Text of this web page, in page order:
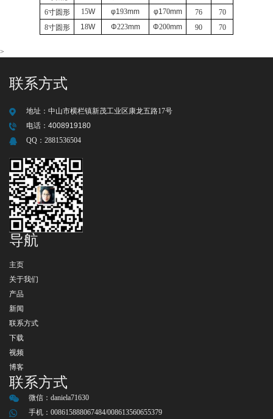
6寸圆形 15W φ193mm φ170mm 76
70
8寸圆形 18W Φ223mm Φ200mm 90 70
>
联系方式
地址： 中山市横栏镇新茂工业区康龙五路17号
电话： 4008919180
QQ： 2881536504
导航
主页
关于我们
产品
新闻
联系方式
下载
视频
博客
联系方式
微信： daniela71630
手机：008615888067484/008613560655379